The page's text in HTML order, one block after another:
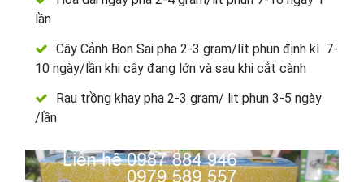
lần
Cây Cảnh Bon Sai pha 2-3 gram/lít phun định kì 7-
10 ngày/lần khi cây đang lớn và sau khi cắt cành
Rau trồng khay pha 2-3 gram/ lit phun 3-5 ngày
/lần